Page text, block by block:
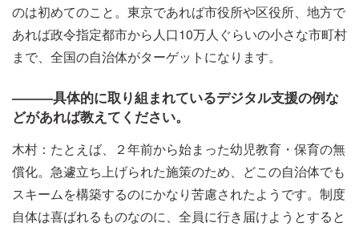
のは初めてのこと。東京であれば市役所や区役所、地方で
あれば政令指定都市から人口10万人ぐらいの小さな市町村
まで、全国の自治体がターゲットになります。
―――具体的に取り組まれているデジタル支援の例な
どがあれば教えてください。
木村：たとえば、２年前から始まった幼児教育・保育の無
償化。急遽立ち上げられた施策のため、どこの自治体でも
スキームを構築するのにかなり苦慮されたようです。制度
自体は喜ばれるものなのに、全員に行き届けようとすると